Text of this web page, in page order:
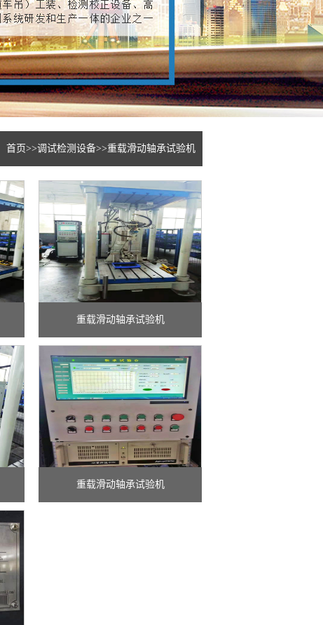
首页>>调试检测设备>>重载滑动轴承试验机
重载滑动轴承试验机
重载滑动轴承试验机